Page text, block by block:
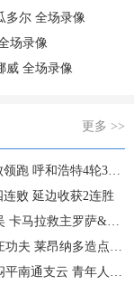
多尔 全场录像
场录像
威 全场录像
更多 >>
浩特4轮3平1负仍不胜
连败 延边收获2连胜
萨&埃斯特雷拉世界波
多造点+点射刘洋制胜
年人仍中甲第2支云第3